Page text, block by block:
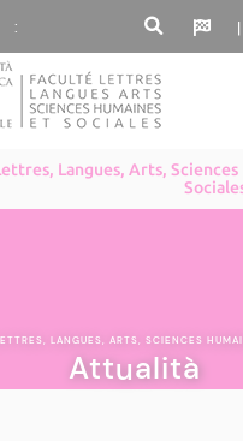
:
Langues, Arts,
LANGUES, ARTS, SCIENCES
Attualità